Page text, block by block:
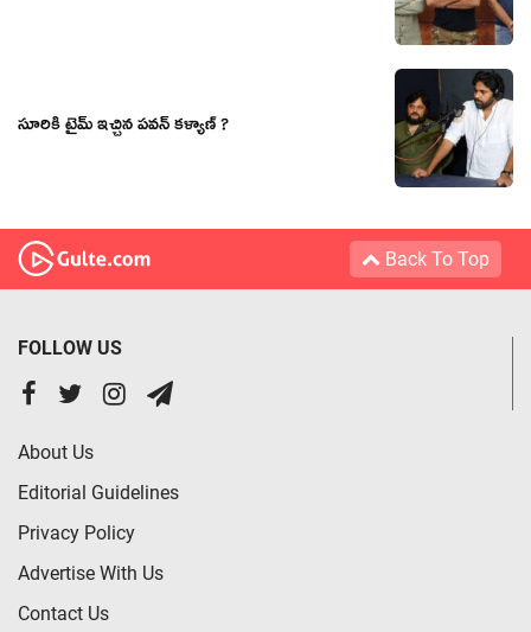
సూరికి టైమ్ ఇచ్చిన పవన్ కళ్యాణ్ ?
Back To Top
FOLLOW US
About Us
Editorial Guidelines
Privacy Policy
Advertise With Us
Contact Us